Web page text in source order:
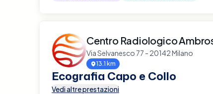
Centro Radiologico
Via Selvanesco 77 - 20142 Milano
13.1 km
Ecografia Capo e Collo
Vedi altre prestazioni